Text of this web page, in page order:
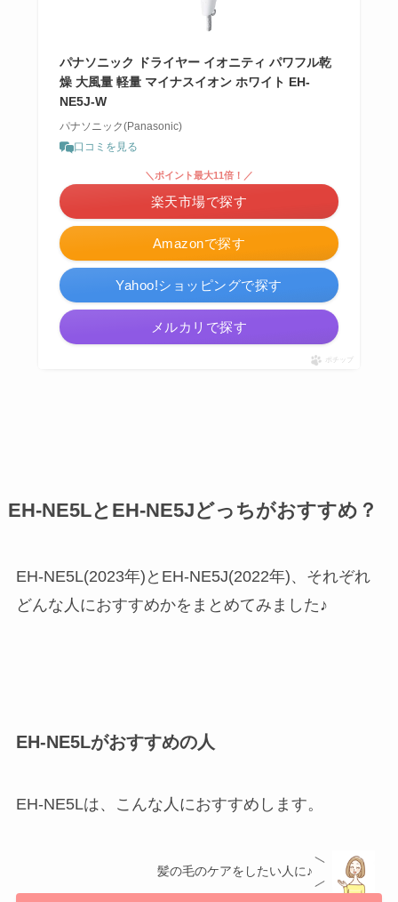
パナソニック ドライヤー イオニティ パワフル乾
燥 大風量 軽量 マイナスイオン ホワイト EH-
NE5J-W
パナソニック(Panasonic)
口コミを見る
Amazonで探す
＼ポイント最大11倍！／
楽天市場で探す
Yahoo!ショッピングで探す
メルカリで探す
ポチップ
EH-NE5LとEH-NE5Jどっちがおすすめ？
EH-NE5L(2023年)とEH-NE5J(2022年)、それぞれ
どんな人におすすめかをまとめてみました♪
EH-NE5Lがおすすめの人
EH-NE5Lは、こんな人におすすめします。
髪の毛のケアをしたい人に♪